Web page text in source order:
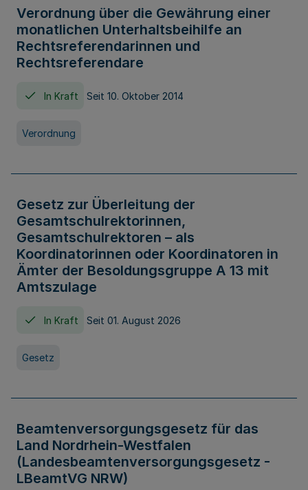
Verordnung über die Gewährung einer
monatlichen Unterhaltsbeihilfe an
Rechtsreferendarinnen und
Rechtsreferendare
In Kraft Seit 10. Oktober 2014
Verordnung
Gesetz zur Überleitung der
Gesamtschulrektorinnen,
Gesamtschulrektoren – als
Koordinatorinnen oder Koordinatoren in
Ämter der Besoldungsgruppe A 13 mit
Amtszulage
In Kraft Seit 01. August 2026
Gesetz
Beamtenversorgungsgesetz für das
Land Nordrhein-Westfalen
(Landesbeamtenversorgungsgesetz -
LBeamtVG NRW)